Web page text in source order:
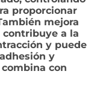
proporcionar
mejora
a la
y puede
y
con